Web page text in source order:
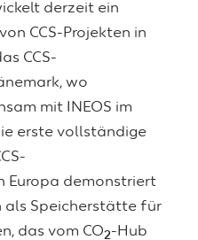
derzeit ein
CCS-Projekten in
CCS-
wo
mit INEOS im
erste vollständige
Europa demonstriert
als Speicherstätte für
das vom CO2-Hub